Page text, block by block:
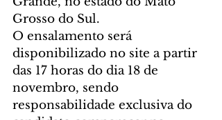
Grosso do Sul.
O ensalamento será
disponibilizado no site a partir
das 17 horas do dia 18 de
novembro, sendo
responsabilidade exclusiva do